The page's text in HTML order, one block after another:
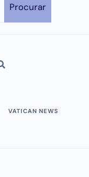
Procurar
VATICAN NEWS